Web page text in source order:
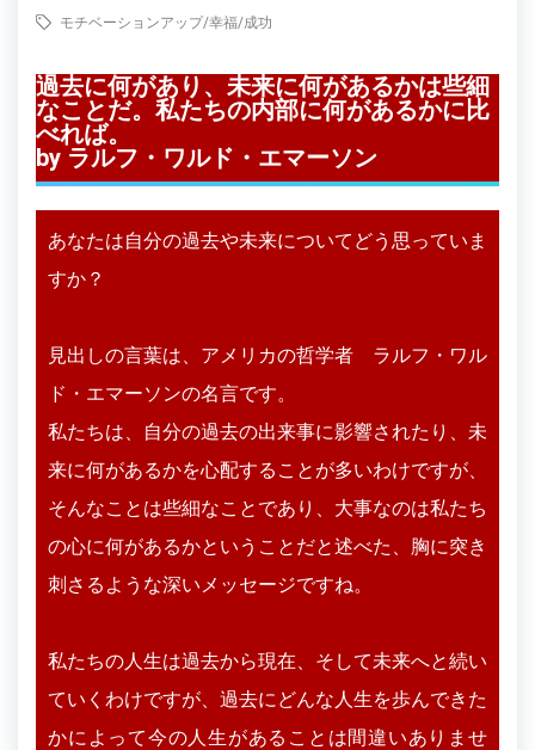
モチベーションアップ/幸福/成功
過去に何があり、未来に何があるかは些細
なことだ。私たちの内部に何があるかに比
べれば。
by ラルフ・ワルド・エマーソン
あなたは自分の過去や未来についてどう思っていま
すか？
見出しの言葉は、アメリカの哲学者 ラルフ・ワル
ド・エマーソンの名言です。
私たちは、自分の過去の出来事に影響されたり、未
来に何があるかを心配することが多いわけですが、
そんなことは些細なことであり、大事なのは私たち
の心に何があるかということだと述べた、胸に突き
刺さるような深いメッセージですね。
私たちの人生は過去から現在、そして未来へと続い
ていくわけですが、過去にどんな人生を歩んできた
かによって今の人生があることは間違いありませ